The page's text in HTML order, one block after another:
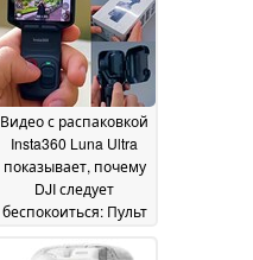
Видео с распаковкой
Insta360 Luna Ultra
показывает, почему
DJI следует
беспокоиться: Пульт